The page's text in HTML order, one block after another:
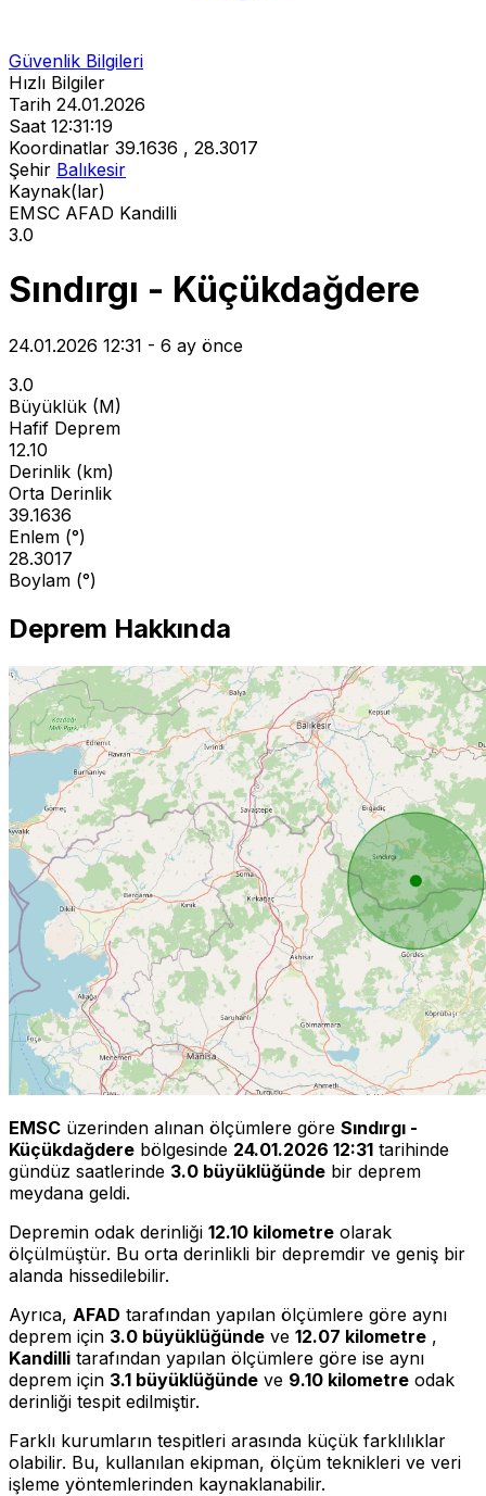
Güvenlik Bilgileri
Hızlı Bilgiler
Tarih 24.01.2026
Saat 12:31:19
Koordinatlar 39.1636 , 28.3017
Şehir Balıkesir
Kaynak(lar)
EMSC AFAD Kandilli
3.0
Sındırgı - Küçükdağdere
24.01.2026 12:31 - 6 ay önce
3.0
Büyüklük (M)
Hafif Deprem
12.10
Derinlik (km)
Orta Derinlik
39.1636
Enlem (°)
28.3017
Boylam (°)
Deprem Hakkında
EMSC üzerinden alınan ölçümlere göre Sındırgı -
Küçükdağdere bölgesinde 24.01.2026 12:31 tarihinde
gündüz saatlerinde 3.0 büyüklüğünde bir deprem
meydana geldi.
Depremin odak derinliği 12.10 kilometre olarak
ölçülmüştür. Bu orta derinlikli bir depremdir ve geniş bir
alanda hissedilebilir.
Ayrıca, AFAD tarafından yapılan ölçümlere göre aynı
deprem için 3.0 büyüklüğünde ve 12.07 kilometre ,
Kandilli tarafından yapılan ölçümlere göre ise aynı
deprem için 3.1 büyüklüğünde ve 9.10 kilometre odak
derinliği tespit edilmiştir.
Farklı kurumların tespitleri arasında küçük farklılıklar
olabilir. Bu, kullanılan ekipman, ölçüm teknikleri ve veri
işleme yöntemlerinden kaynaklanabilir.